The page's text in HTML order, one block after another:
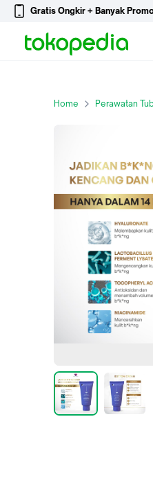
Gratis Ongkir + Banyak
Home Perawatan